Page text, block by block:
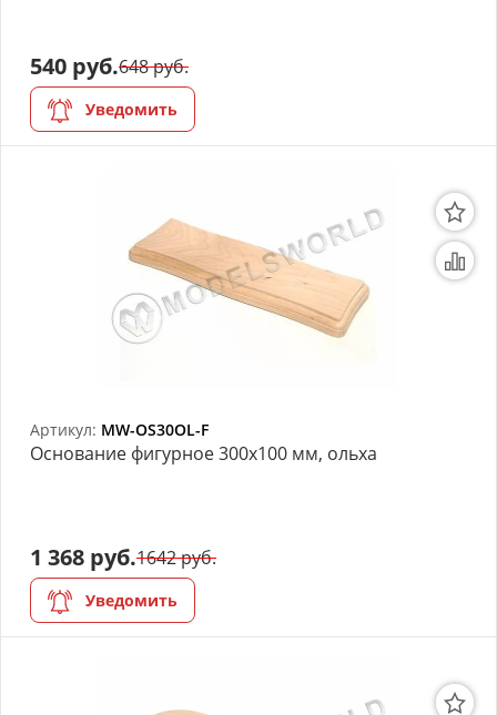
540 руб.648 руб.
Уведомить
Артикул: MW-OS30OL-F
Основание фигурное 300х100 мм, ольха
1 368 руб.1642 руб.
Уведомить